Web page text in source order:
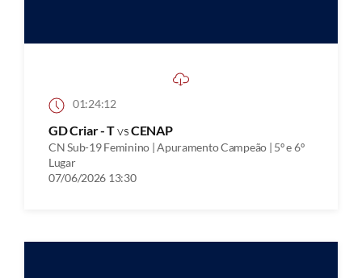
01:24:12
GD Criar - TvsCENAP
CN Sub-19 Feminino | Apuramento Campeão | 5º e 6º
Lugar
07/06/2026 13:30